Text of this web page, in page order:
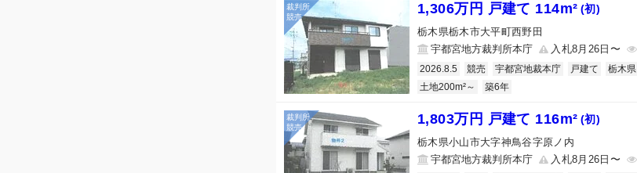
1,306万円 戸建て 114m² (初)
栃木県栃木市大平町西野田
宇都宮地方裁判所本庁
入札8月26日〜
2026.8.5 競売 宇都宮地裁本庁 戸建て 栃木県
土地200m²～
築6年
1,803万円 戸建て 116m² (初)
栃木県小山市大字神鳥谷字原ノ内
宇都宮地方裁判所本庁
入札8月26日〜